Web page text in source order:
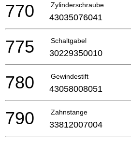
Zylinderschraube
770 43035076041
Schaltgabel
775 30229350010
Gewindestift
780 43058008051
Zahnstange
790 33812007004